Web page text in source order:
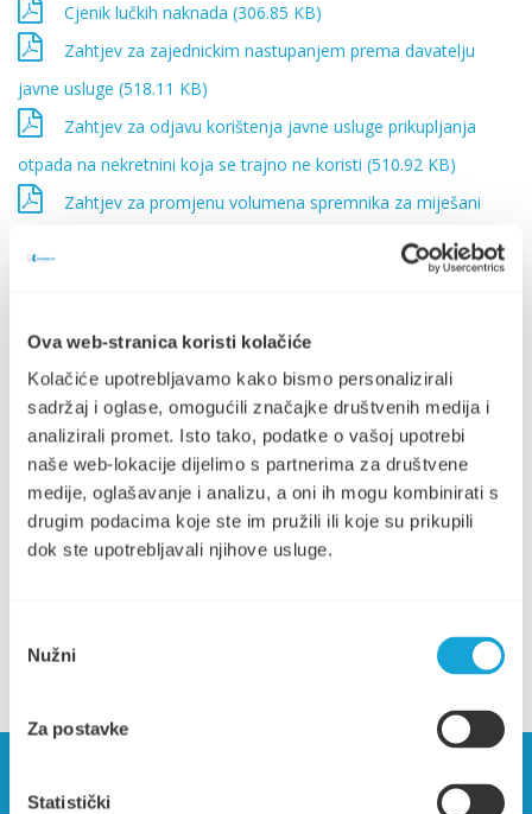
Ova web-stranica koristi kolačiće
Kolačiće upotrebljavamo kako bismo personalizirali
sadržaj i oglase, omogućili značajke društvenih medija i
analizirali promet. Isto tako, podatke o vašoj upotrebi
naše web-lokacije dijelimo s partnerima za društvene
medije, oglašavanje i analizu, a oni ih mogu kombinirati s
drugim podacima koje ste im pružili ili koje su prikupili
dok ste upotrebljavali njihove usluge.
pristanka
Nužni
Za postavke
Statistički
Cjenik lučkih naknada (306.85 KB)
Zahtjev za zajednickim nastupanjem prema davatelju
javne usluge (518.11 KB)
Zahtjev za odjavu korištenja javne usluge prikupljanja
otpada na nekretnini koja se trajno ne koristi (510.92 KB)
Zahtjev za promjenu volumena spremnika za miješani
Cjenik dodatnih usluga Društva Komunalno Stari Grad
Cjenik javne usluge prikupljanja miješanog komunalnog
otpada na području Grada Staroga Grada (1.89 MB)
Obavijest o načinu podnošenja prigovora (239.65 KB)
Cjenik Parkinga (1.04 MB)
Cjenik dodatnih usluga, škvera i grobljanskih usluga (1.83
MB)